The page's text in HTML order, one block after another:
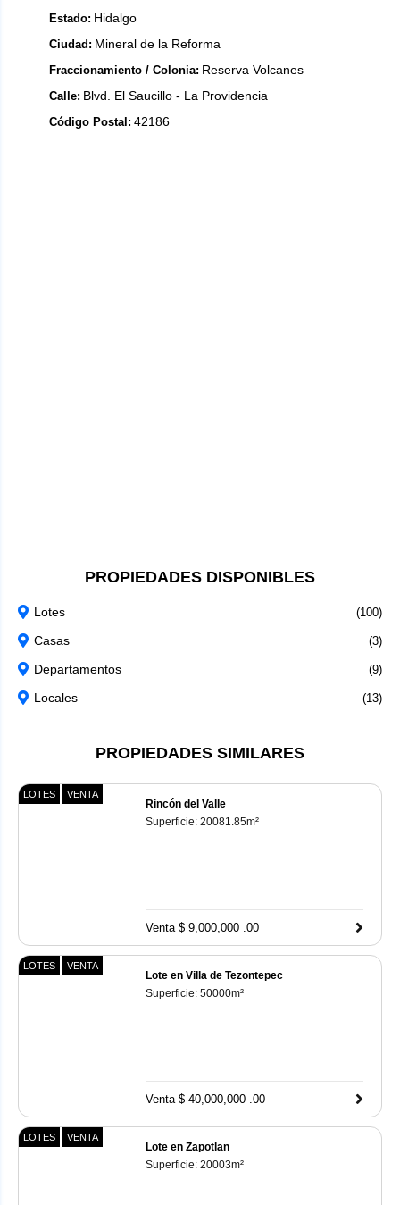
Estado: Hidalgo
Ciudad: Mineral de la Reforma
Fraccionamiento / Colonia: Reserva Volcanes
Calle: Blvd. El Saucillo - La Providencia
Código Postal: 42186
PROPIEDADES DISPONIBLES
Lotes (100)
Casas (3)
Departamentos (9)
Locales (13)
PROPIEDADES SIMILARES
LOTES VENTA
Rincón del Valle
Superficie: 20081.85m²
Venta $ 9,000,000 .00
LOTES VENTA
Lote en Villa de Tezontepec
Superficie: 50000m²
Venta $ 40,000,000 .00
LOTES VENTA
Lote en Zapotlan
Superficie: 20003m²